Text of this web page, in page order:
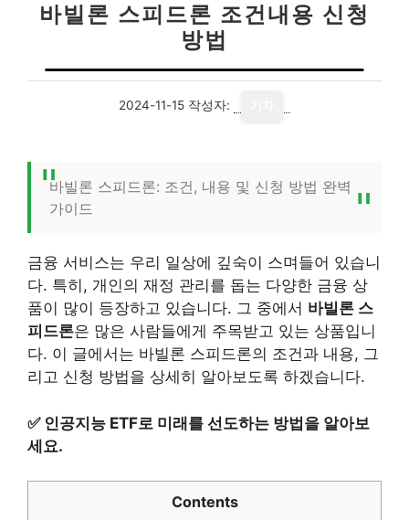
바빌론 스피드론 조건내용 신청
방법
2024-11-15 작성자:
바빌론 스피드론: 조건, 내용 및 신청 방법 완벽
가이드
금융 서비스는 우리 일상에 깊숙이 스며들어 있습니
다. 특히, 개인의 재정 관리를 돕는 다양한 금융 상
품이 많이 등장하고 있습니다. 그 중에서 바빌론 스
피드론은 많은 사람들에게 주목받고 있는 상품입니
다. 이 글에서는 바빌론 스피드론의 조건과 내용, 그
리고 신청 방법을 상세히 알아보도록 하겠습니다.
✅ 인공지능 ETF로 미래를 선도하는 방법을 알아보
세요.
Contents